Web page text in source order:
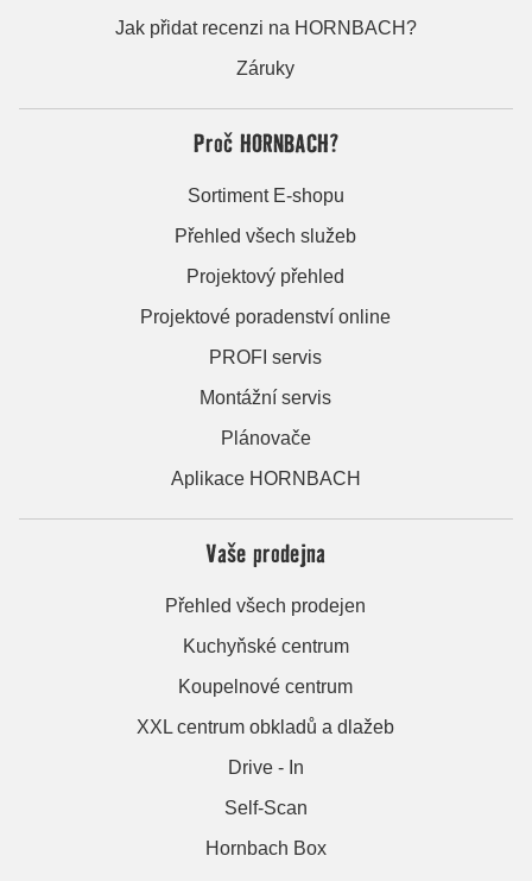
Jak přidat recenzi na HORNBACH?
Záruky
Proč HORNBACH?
Sortiment E-shopu
Přehled všech služeb
Projektový přehled
Projektové poradenství online
PROFI servis
Montážní servis
Plánovače
Aplikace HORNBACH
Vaše prodejna
Přehled všech prodejen
Kuchyňské centrum
Koupelnové centrum
XXL centrum obkladů a dlažeb
Drive - In
Self-Scan
Hornbach Box